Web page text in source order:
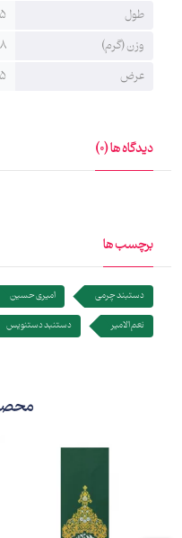
طول
وزن (گرم)
عرض
دیدگاه ها (0)
برچسب ها
دستبند چرمی امیری حسین
نعم الامیر
دستنبد دستنویس